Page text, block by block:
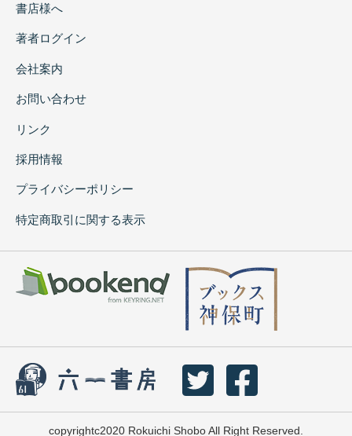
書店様へ
著者ログイン
会社案内
お問い合わせ
リンク
採用情報
プライバシーポリシー
特定商取引に関する表示
copyrightc2020 Rokuichi Shobo All Right Reserved.